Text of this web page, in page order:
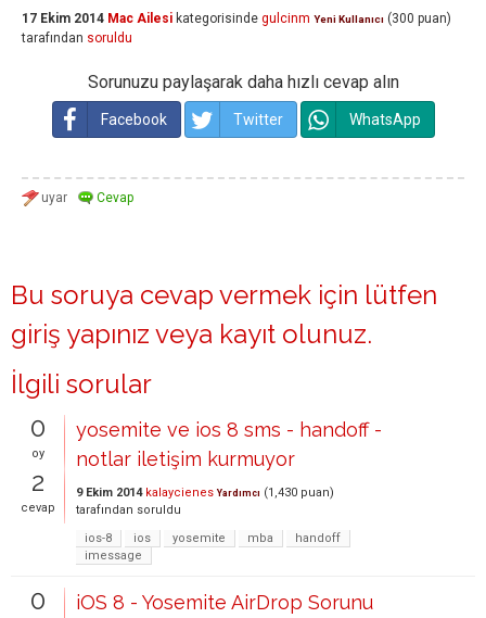
17 Ekim 2014 Mac Ailesi kategorisinde gulcinm Yeni Kullanıcı (300 puan)
tarafından soruldu
Sorunuzu paylaşarak daha hızlı cevap alın
Facebook Twitter WhatsApp
Bu soruya cevap vermek için lütfen
giriş yapınız veya kayıt olunuz.
İlgili sorular
0
oy
2
cevap
yosemite ve ios 8 sms - handoff -
notlar iletişim kurmuyor
9 Ekim 2014 kalaycienes Yardımcı (1,430 puan)
tarafından soruldu
ios-8
ios yosemite mba
handoff
imessage
0 iOS 8 - Yosemite AirDrop Sorunu